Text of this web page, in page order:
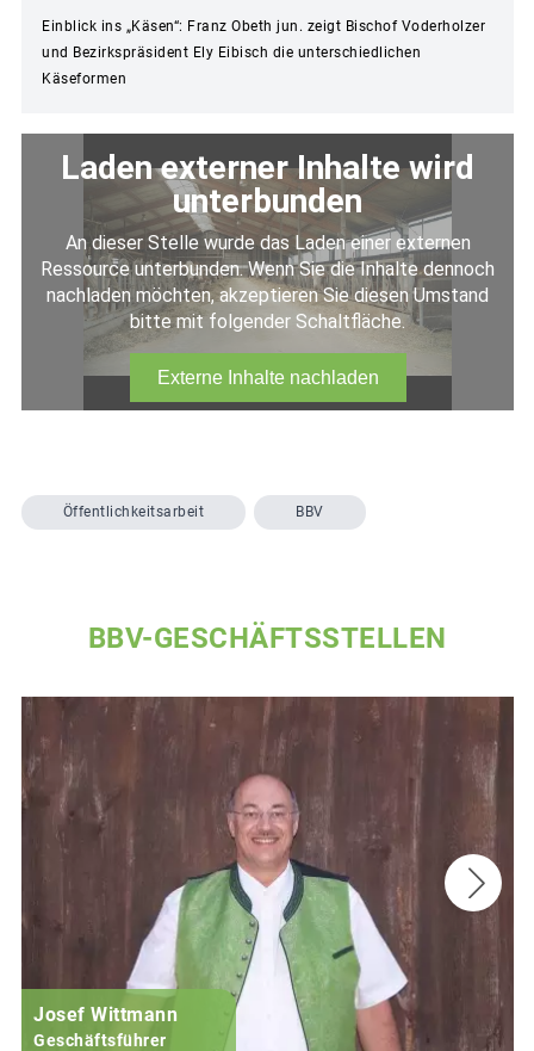
Einblick ins „Käsen“: Franz Obeth jun. zeigt Bischof Voderholzer
und Bezirkspräsident Ely Eibisch die unterschiedlichen
Käseformen
Öffentlichkeitsarbeit BBV
BBV-GESCHÄFTSSTELLEN
Josef Wittmann
Geschäftsführer